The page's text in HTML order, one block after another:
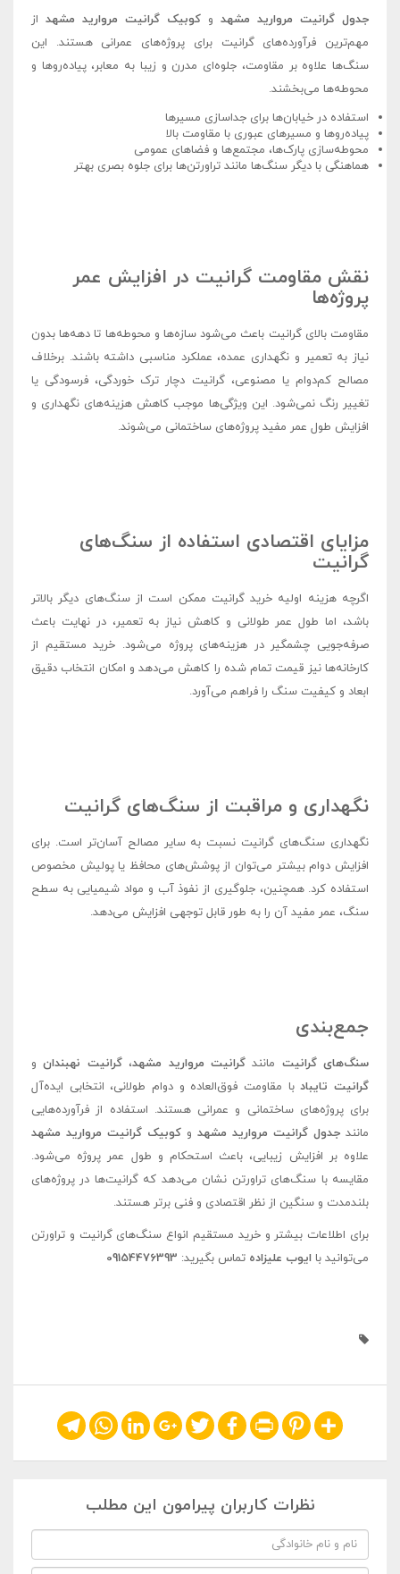
جدول گرانیت مروارید مشهد و کوبیک گرانیت مروارید مشهد از
مهم‌ترین فرآورده‌های گرانیت برای پروژه‌های عمرانی هستند. این
سنگ‌ها علاوه بر مقاومت، جلوه‌ای مدرن و زیبا به معابر، پیاده‌روها و
محوطه‌ها می‌بخشند.
استفاده در خیابان‌ها برای جداسازی مسیرها
پیاده‌روها و مسیرهای عبوری با مقاومت بالا
محوطه‌سازی پارک‌ها، مجتمع‌ها و فضاهای عمومی
هماهنگی با دیگر سنگ‌ها مانند تراورتن‌ها برای جلوه بصری بهتر
نقش مقاومت گرانیت در افزایش عمر
پروژه‌ها
مقاومت بالای گرانیت باعث می‌شود سازه‌ها و محوطه‌ها تا دهه‌ها بدون
نیاز به تعمیر و نگهداری عمده، عملکرد مناسبی داشته باشند. برخلاف
مصالح کم‌دوام یا مصنوعی، گرانیت دچار ترک خوردگی، فرسودگی یا
تغییر رنگ نمی‌شود. این ویژگی‌ها موجب کاهش هزینه‌های نگهداری و
افزایش طول عمر مفید پروژه‌های ساختمانی می‌شوند.
مزایای اقتصادی استفاده از سنگ‌های
گرانیت
اگرچه هزینه اولیه خرید گرانیت ممکن است از سنگ‌های دیگر بالاتر
باشد، اما طول عمر طولانی و کاهش نیاز به تعمیر، در نهایت باعث
صرفه‌جویی چشمگیر در هزینه‌های پروژه می‌شود. خرید مستقیم از
کارخانه‌ها نیز قیمت تمام شده را کاهش می‌دهد و امکان انتخاب دقیق
ابعاد و کیفیت سنگ را فراهم می‌آورد.
نگهداری و مراقبت از سنگ‌های گرانیت
نگهداری سنگ‌های گرانیت نسبت به سایر مصالح آسان‌تر است. برای
افزایش دوام بیشتر می‌توان از پوشش‌های محافظ یا پولیش مخصوص
استفاده کرد. همچنین، جلوگیری از نفوذ آب و مواد شیمیایی به سطح
سنگ، عمر مفید آن را به طور قابل توجهی افزایش می‌دهد.
جمع‌بندی
سنگ‌های گرانیت مانندگرانیت مروارید مشهد،گرانیت نهبندانو
گرانیت تایبادبا مقاومت فوق‌العاده و دوام طولانی، انتخابی ایده‌آل
برای پروژه‌های ساختمانی و عمرانی هستند. استفاده از فرآورده‌هایی
مانند جدول گرانیت مروارید مشهد و کوبیک گرانیت مروارید مشهد
علاوه بر افزایش زیبایی، باعث استحکام و طول عمر پروژه می‌شود.
مقایسه با سنگ‌های تراورتن نشان می‌دهد که گرانیت‌ها در پروژه‌های
بلندمدت و سنگین از نظر اقتصادی و فنی برتر هستند.
برای اطلاعات بیشتر و خرید مستقیم انواع سنگ‌های گرانیت و تراورتن
می‌توانید با ایوب علیزاده تماس بگیرید: 09154476393
Share
Pinterest
Print
Facebook
Twitter
Google+
LinkedIn
WhatsApp
Telegram
نظرات کاربران پیرامون این مطلب